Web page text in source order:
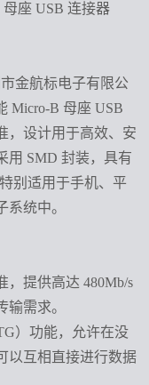
母座 USB 连接器
金航标电子有限公
Micro-B 母座 USB
，设计用于高效、安
用 SMD 封装，具有
别适用于手机、平
统中。
，提供高达 480Mb/s
需求。
）功能，允许在没
以互相直接进行数据